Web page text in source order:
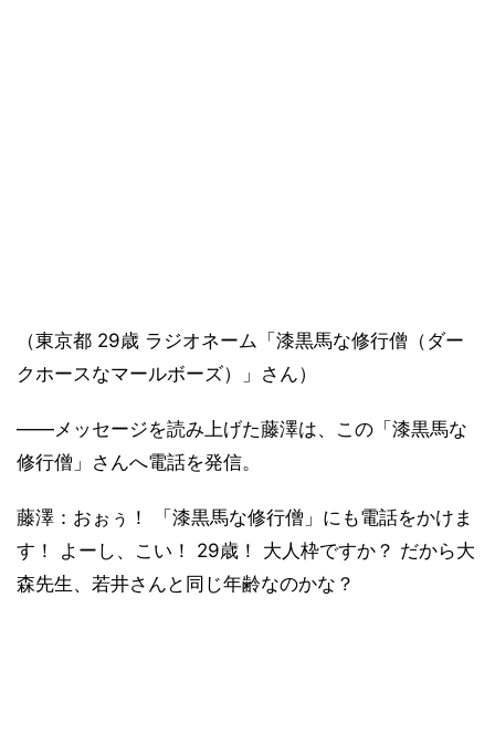
（東京都 29歳 ラジオネーム「漆黒馬な修行僧（ダー
クホースなマールボーズ）」さん）
――メッセージを読み上げた藤澤は、この「漆黒馬な
修行僧」さんへ電話を発信。
藤澤：おぉぅ！ 「漆黒馬な修行僧」にも電話をかけま
す！ よーし、こい！ 29歳！ 大人枠ですか？ だから大
森先生、若井さんと同じ年齢なのかな？